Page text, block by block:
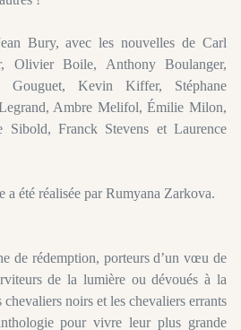
Bury, avec les nouvelles de Carl
Olivier Boile, Anthony Boulanger,
Gouguet, Kevin Kiffer, Stéphane
Ambre Melifol, Émilie Milon,
Sibold, Franck Stevens et Laurence
a été réalisée parRumyana Zarkova.
de rédemption, porteurs d’un vœu de
de la lumière ou dévoués à la
chevaliers noirs et les chevaliers errants
pour vivre leur plus grande